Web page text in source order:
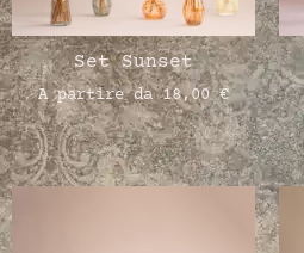
Set Sunset
A partire da18,00€